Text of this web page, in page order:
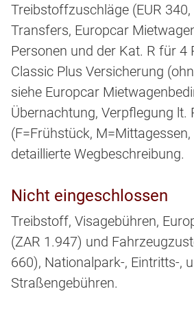
Treibstoffzuschläge (EUR
Transfers, Europcar
Personen und der Kat. R für 4
Classic Plus Versicherung
siehe Europcar
Übernachtung, Verpflegung lt.
(F=Frühstück, M=Mittagessen,
detaillierte Wegbeschreibung.
Nicht eingeschlossen
Treibstoff, Visagebühren,
(ZAR 1.947) und
660), Nationalpark-, Eintritts-,
Straßengebühren.